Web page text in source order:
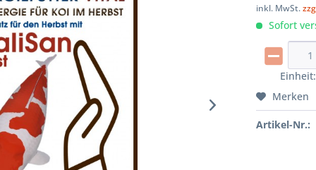
inkl. MwSt.
Sofort
Merken
Artikel-Nr.: